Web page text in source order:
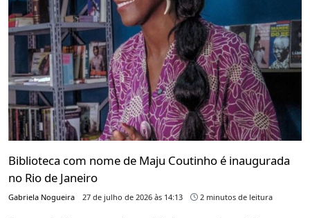
Biblioteca com nome de Maju Coutinho é inaugurada
no Rio de Janeiro
Gabriela Nogueira 27 de julho de 2026 às 14:13 2 minutos de leitura